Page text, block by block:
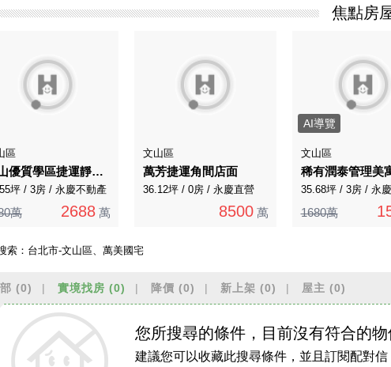
焦點房
區
文山優質學區捷運靜巷一樓金店面
坪 / 3房 / 永慶不動產
萬 2688 萬
文山區
萬芳捷運角間店面
36.12坪 / 0房 / 永慶直營
8500 萬
AI導覽
文山區
稀有潤泰管理美
35.68坪 / 3房 / 永
1680萬
索： 台北市-文山區、萬美國宅
(0) 實境找房 (0) 降價 (0) 新上架 (0) 屋主 (0)
您所搜尋的條件，目前沒有符合的
建議您可以收藏此搜尋條件，並且訂閱配對信